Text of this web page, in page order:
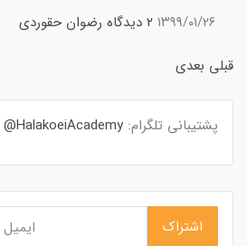
۱۳۹۹/۰۱/۲۶ ۲ دیدگاه
رضوان حقوردی
قبلی بعدی
پشتیبانی تلگرام: HalakoeiAcademy@